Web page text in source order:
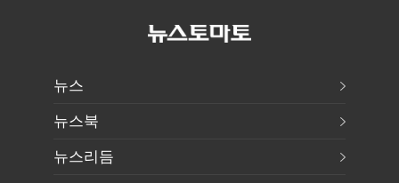
뉴스
뉴스북
뉴스리듬